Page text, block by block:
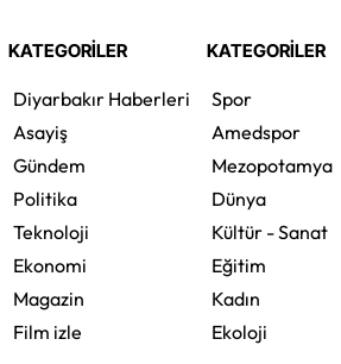
KATEGORİLER
Diyarbakır Haberleri
Asayiş
Gündem
Politika
Teknoloji
Ekonomi
Magazin
Film izle
KATEGORİLER
Spor
Amedspor
Mezopotamya
Dünya
Kültür - Sanat
Eğitim
Kadın
Ekoloji